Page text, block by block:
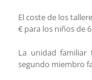
El coste de los
€ para los niños de
La unidad
segundo miembro